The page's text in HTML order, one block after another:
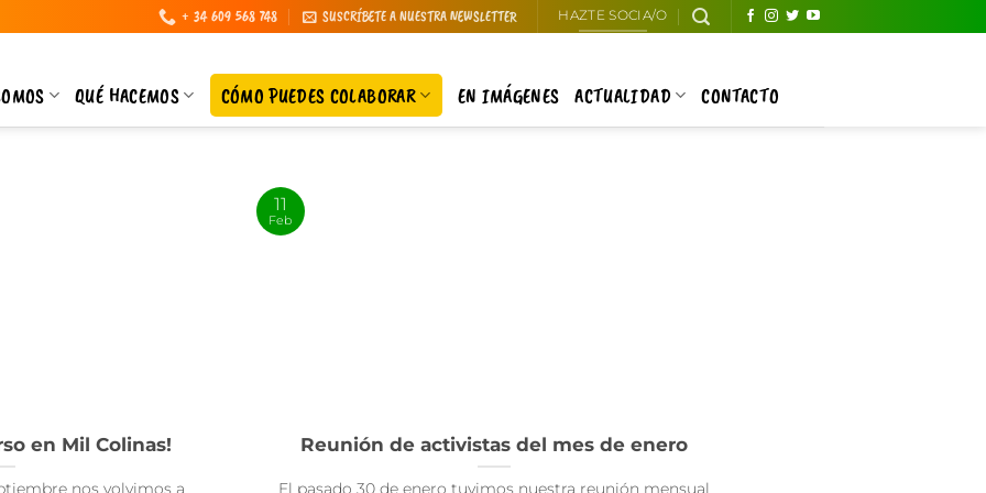
+ 34 609 568 748 SUSCRÍBETE A NUESTRA NEWSLETTER HAZTE SOCIA/O
QUÉ HACEMOS CÓMO PUEDES COLABORAR EN IMÁGENES ACTUALIDAD CONTACTO
en Mil Colinas!
nos volvimos a
Reunión de activistas del mes de enero
El pasado 30 de enero tuvimos nuestra reunión mensual
11
Feb